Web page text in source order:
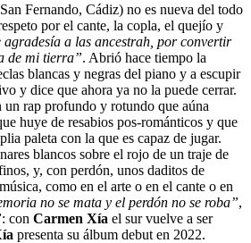
Fernando, Cádiz) no es nueva del todo
por el cante, la copla, el quejío y
agradesía a las ancestrah, por convertir
de mi tierra”. Abrió hace tiempo la
blancas y negras del piano y a escupir
y dice que ahora ya no la puede cerrar.
un rap profundo y rotundo que aúna
huye de resabios pos-románticos y que
paleta con la que es capaz de jugar.
blancos sobre el rojo de un traje de
y, con perdón, unos daditos de
como en el arte o en el cante o en
no se mata y el perdón no se roba”,
: con Carmen Xía el sur vuelve a ser
presenta su álbum debut en 2022.